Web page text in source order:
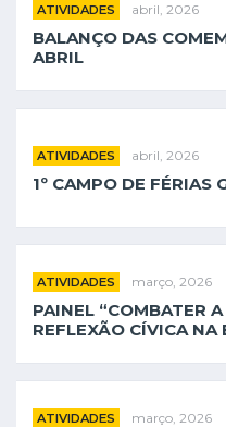
ATIVIDADES abril, 2026
BALANÇO DAS
ABRIL
ATIVIDADES abril, 2026
1º CAMPO DE FÉRIAS
ATIVIDADES março, 2026
PAINEL “COMBATER
REFLEXÃO CÍVICA NA
ATIVIDADES março, 2026